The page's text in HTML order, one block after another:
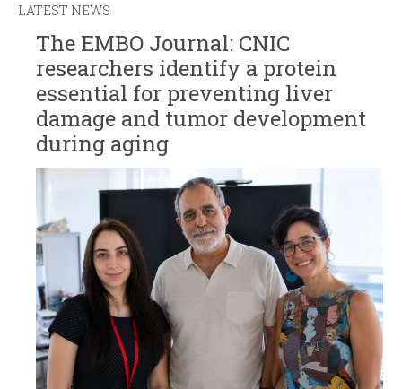
LATEST NEWS
The EMBO Journal: CNIC
researchers identify a protein
essential for preventing liver
damage and tumor development
during aging